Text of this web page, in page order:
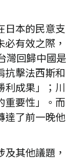
日本的民意支
有效之際，
灣回歸中國是
抗擊法西斯和
利成果」；川
重要性」。而
達了前一晚他
其他議題，